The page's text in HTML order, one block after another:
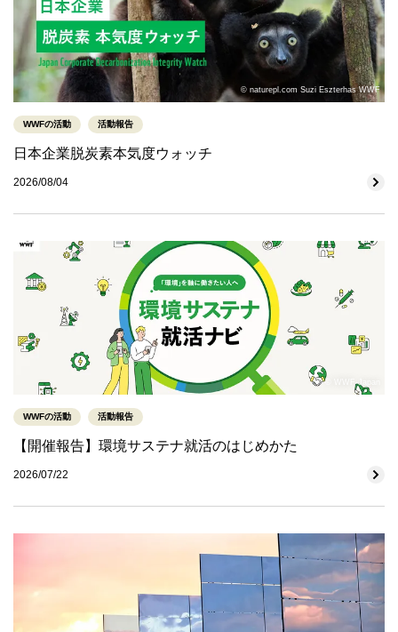
© naturepl.com Suzi Eszterhas WWF
WWFの活動 活動報告
日本企業脱炭素本気度ウォッチ
2026/08/04
© WWF-Japan
WWFの活動 活動報告
【開催報告】環境サステナ就活のはじめかた
2026/07/22